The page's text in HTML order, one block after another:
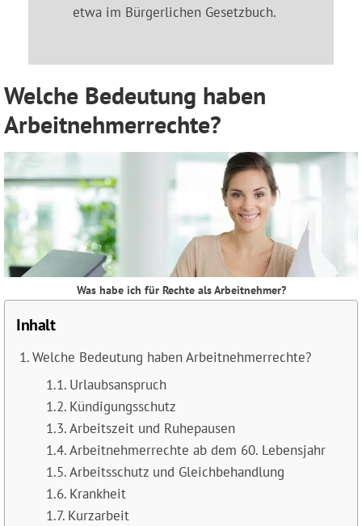
etwa im Bürgerlichen Gesetzbuch.
Welche Bedeutung haben
Arbeitnehmerrechte?
Was habe ich für Rechte als Arbeitnehmer?
Inhalt
Welche Bedeutung haben Arbeitnehmerrechte?
Urlaubsanspruch
Kündigungsschutz
Arbeitszeit und Ruhepausen
Arbeitnehmerrechte ab dem 60. Lebensjahr
Arbeitsschutz und Gleichbehandlung
Krankheit
Kurzarbeit